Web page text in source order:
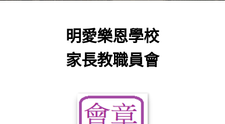
明愛樂恩學校
家長教職員會